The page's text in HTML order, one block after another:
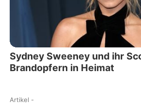
Sydney Sweeney und ihr
Brandopfern in Heimat
Artikel -